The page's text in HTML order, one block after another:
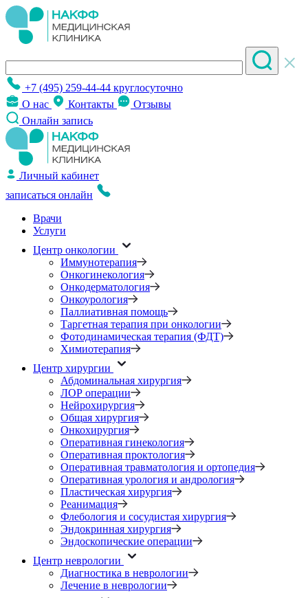
+7 (495) 259-44-44 круглосуточно
О нас
Контакты
Отзывы
Онлайн запись
Личный кабинет
записаться онлайн
Врачи
Услуги
Центр онкологии
Иммунотерапия
Онкогинекология
Онкодерматология
Онкоурология
Паллиативная помощь
Таргетная терапия при онкологии
Фотодинамическая терапия (ФДТ)
Химиотерапия
Центр хирургии
Абдоминальная хирургия
ЛОР операции
Нейрохирургия
Общая хирургия
Онкохирургия
Оперативная гинекология
Оперативная проктология
Оперативная травматология и ортопедия
Оперативная урология и андрология
Пластическая хирургия
Реанимация
Флебология и сосудистая хирургия
Эндокринная хирургия
Эндоскопические операции
Центр неврологии
Диагностика в неврологии
Лечение в неврологии